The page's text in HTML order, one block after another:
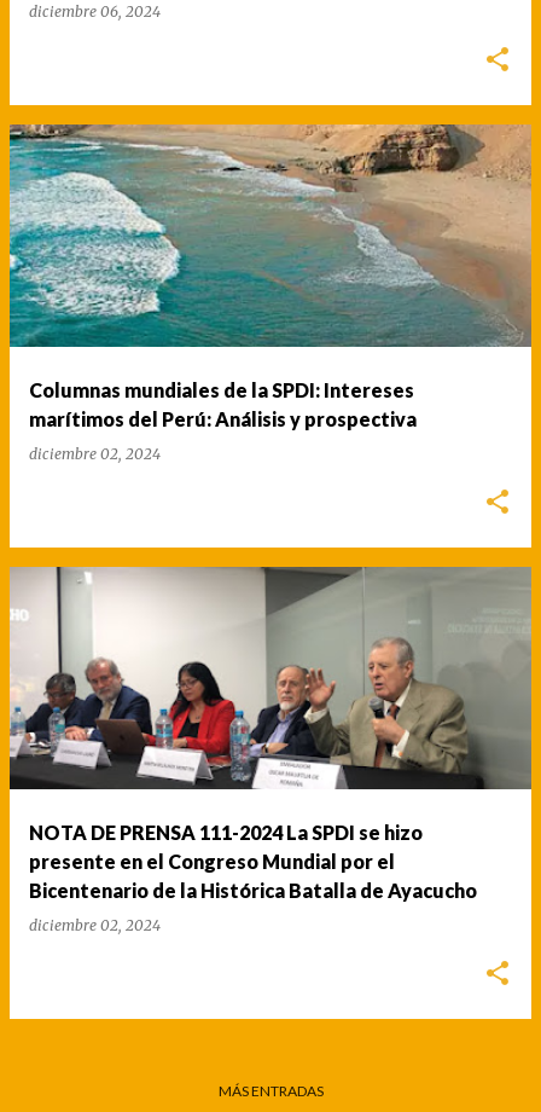
diciembre 06, 2024
Columnas mundiales de la SPDI: Intereses
marítimos del Perú: Análisis y prospectiva
diciembre 02, 2024
NOTA DE PRENSA 111-2024 La SPDI se hizo
presente en el Congreso Mundial por el
Bicentenario de la Histórica Batalla de Ayacucho
diciembre 02, 2024
MÁS ENTRADAS